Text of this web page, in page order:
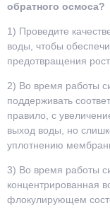
обратного осмоса?
1) Проведите
воды, чтобы
предотвращения
2) Во время работы
поддерживать
правило, с
выход воды, но
уплотнению
3) Во время работы
концентрированная
флокулирующем